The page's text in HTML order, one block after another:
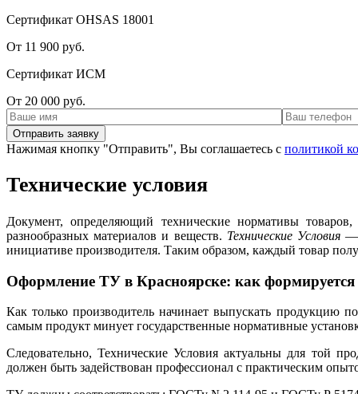
Сертификат OHSAS 18001
От 11 900 руб.
Сертификат ИСМ
От 20 000 руб.
Нажимая кнопку "Отправить", Вы соглашаетесь с политикой
Технические условия
Документ, определяющий технические нормативы
разнообразных материалов и веществ. Технические Условия —
инициативе производителя. Таким образом, каждый товар
Оформление ТУ в Красноярске: как формируется
Как только производитель начинает выпускать продукцию
самым продукт минует государственные нормативные
Следовательно, Технические Условия актуальны для той
должен быть задействован профессионал с практическим